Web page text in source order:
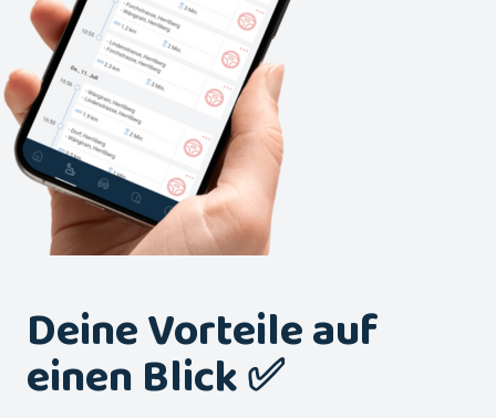
Deine Vorteile auf
einen Blick ✅